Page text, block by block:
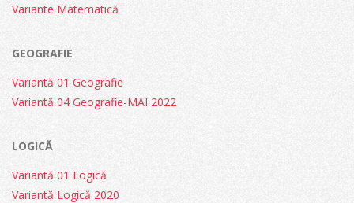
Variante Matematică
GEOGRAFIE
Variantă 01 Geografie
Variantă 04 Geografie-MAI 2022
LOGICĂ
Variantă 01 Logică
Variantă Logică 2020